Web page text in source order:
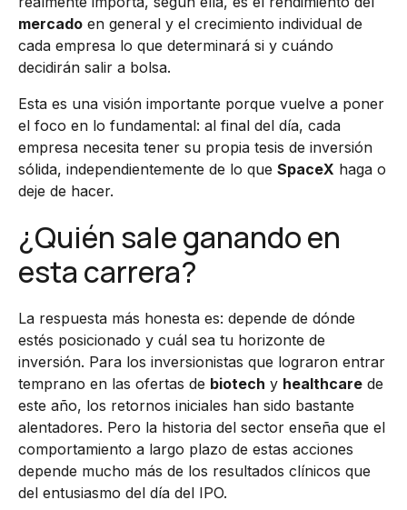
mercado en general y el crecimiento individual de
cada empresa lo que determinará si y cuándo
decidirán salir a bolsa.
Esta es una visión importante porque vuelve a poner
el foco en lo fundamental: al final del día, cada
empresa necesita tener su propia tesis de inversión
sólida, independientemente de lo que SpaceX haga o
deje de hacer.
¿Quién sale ganando en
esta carrera?
La respuesta más honesta es: depende de dónde
estés posicionado y cuál sea tu horizonte de
inversión. Para los inversionistas que lograron entrar
temprano en las ofertas de biotech y healthcare de
este año, los retornos iniciales han sido bastante
alentadores. Pero la historia del sector enseña que el
comportamiento a largo plazo de estas acciones
depende mucho más de los resultados clínicos que
del entusiasmo del día del IPO.